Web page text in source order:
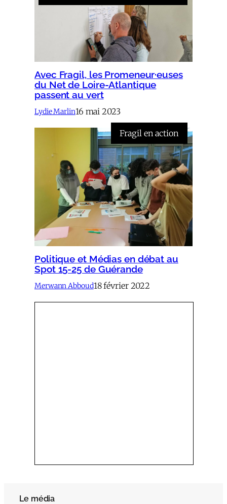
Avec Fragil, les Promeneur·euses
du Net de Loire-Atlantique
passent au vert
Lydie Marlin16 mai 2023
Fragil en action
Politique et Médias en débat au
Spot 15-25 de Guérande
Merwann Abboud18 février 2022
Le média